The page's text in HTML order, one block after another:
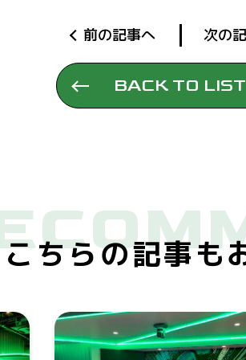
前の記事へ 次の
BACK TO LIST
こちらの記事も